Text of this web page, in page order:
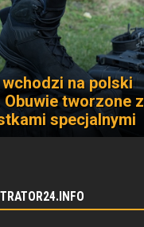
wchodzi na polski
Obuwie tworzone z
specjalnymi